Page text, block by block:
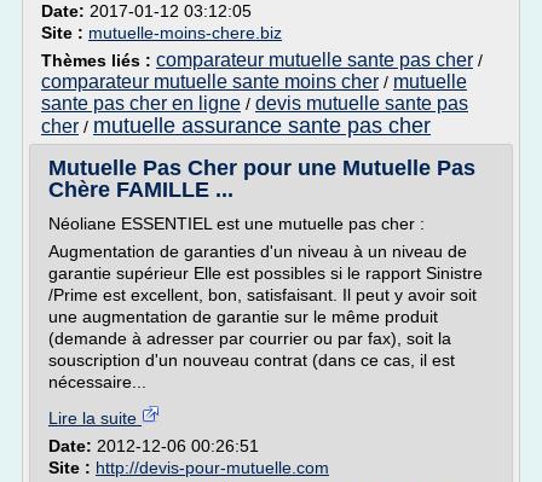
Date: 2017-01-12 03:12:05
Site : mutuelle-moins-chere.biz
Thèmes liés : comparateur mutuelle sante pas cher /
comparateur mutuelle sante moins cher / mutuelle
sante pas cher en ligne / devis mutuelle sante pas
cher / mutuelle assurance sante pas cher
Mutuelle Pas Cher pour une Mutuelle Pas
Chère FAMILLE ...
Néoliane ESSENTIEL est une mutuelle pas cher :
Augmentation de garanties d'un niveau à un niveau de
garantie supérieur Elle est possibles si le rapport Sinistre
/Prime est excellent, bon, satisfaisant. Il peut y avoir soit
une augmentation de garantie sur le même produit
(demande à adresser par courrier ou par fax), soit la
souscription d'un nouveau contrat (dans ce cas, il est
nécessaire...
Lire la suite
Date: 2012-12-06 00:26:51
Site : http://devis-pour-mutuelle.com